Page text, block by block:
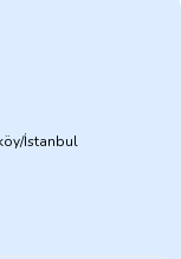
İstanbul